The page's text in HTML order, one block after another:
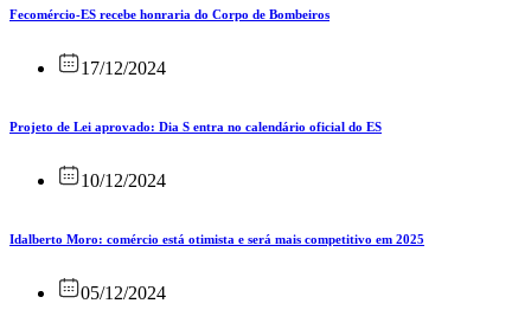
Fecomércio-ES recebe honraria do Corpo de Bombeiros
17/12/2024
Projeto de Lei aprovado: Dia S entra no calendário oficial do ES
10/12/2024
Idalberto Moro: comércio está otimista e será mais competitivo em 2025
05/12/2024